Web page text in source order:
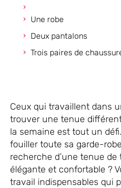
Une robe
Deux pantalons
Trois paires de
Ceux qui travaillent dans
trouver une tenue
la semaine est tout un
fouiller toute sa garde-
recherche d’une tenue de
élégante et confortable ?
travail indispensables qui